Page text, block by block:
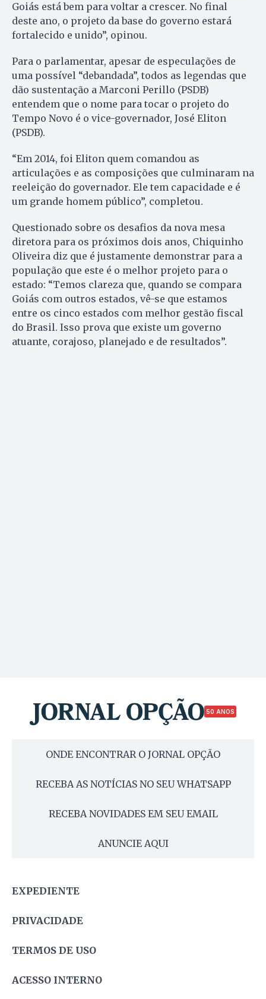
Goiás está bem para voltar a crescer. No final
deste ano, o projeto da base do governo estará
fortalecido e unido”, opinou.
Para o parlamentar, apesar de especulações de
uma possível “debandada”, todos as legendas que
dão sustentação a Marconi Perillo (PSDB)
entendem que o nome para tocar o projeto do
Tempo Novo é o vice-governador, José Eliton
(PSDB).
“Em 2014, foi Eliton quem comandou as
articulações e as composições que culminaram na
reeleição do governador. Ele tem capacidade e é
um grande homem público”, completou.
Questionado sobre os desafios da nova mesa
diretora para os próximos dois anos, Chiquinho
Oliveira diz que é justamente demonstrar para a
população que este é o melhor projeto para o
estado: “Temos clareza que, quando se compara
Goiás com outros estados, vê-se que estamos
entre os cinco estados com melhor gestão fiscal
do Brasil. Isso prova que existe um governo
atuante, corajoso, planejado e de resultados”.
50 ANOS
ONDE ENCONTRAR O JORNAL OPÇÃO
RECEBA AS NOTÍCIAS NO SEU WHATSAPP
RECEBA NOVIDADES EM SEU EMAIL
ANUNCIE AQUI
EXPEDIENTE
PRIVACIDADE
TERMOS DE USO
ACESSO INTERNO